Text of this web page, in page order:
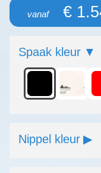
vanaf€
Spaak kleur
Nippel kleur